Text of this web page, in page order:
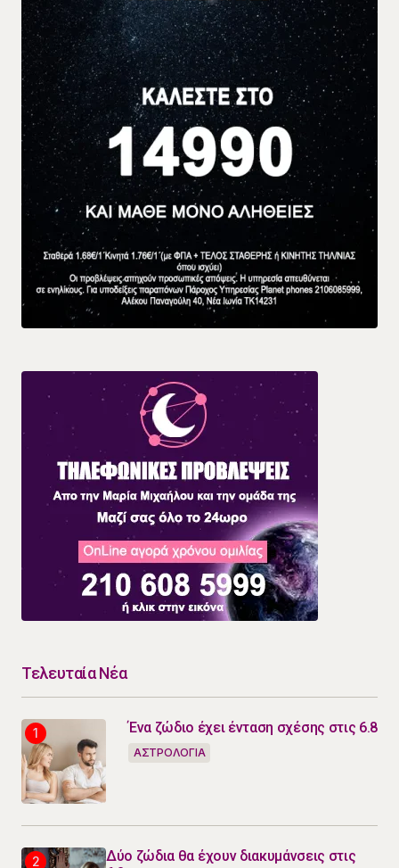
Τελευταία Νέα
Ένα ζώδιο έχει ένταση σχέσης στις 6.8
ΑΣΤΡΟΛΟΓΙΑ
Δύο ζώδια θα έχουν διακυμάνσεις στις